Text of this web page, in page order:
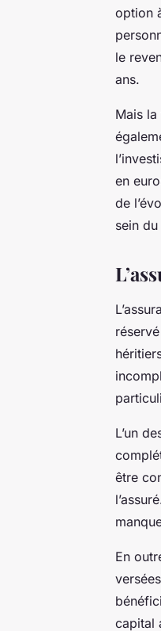
option
le
ans.
Mais la
en
de
sein
L’un
être
En
capital